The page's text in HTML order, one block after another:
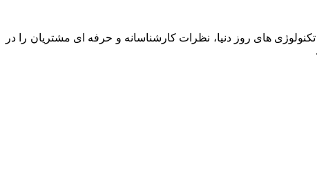
های روز دنیا، نظرات کارشناسانه و حرفه ای مشتریان را در